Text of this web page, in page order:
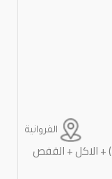
الفروانية
2 قش ( الفافا ) + الاكل + القفص